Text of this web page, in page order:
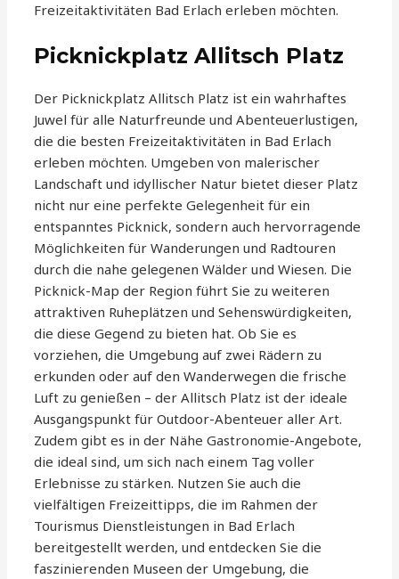
Freizeitaktivitäten Bad Erlach erleben möchten.
Picknickplatz Allitsch Platz
Der Picknickplatz Allitsch Platz ist ein wahrhaftes
Juwel für alle Naturfreunde und Abenteuerlustigen,
die die besten Freizeitaktivitäten in Bad Erlach
erleben möchten. Umgeben von malerischer
Landschaft und idyllischer Natur bietet dieser Platz
nicht nur eine perfekte Gelegenheit für ein
entspanntes Picknick, sondern auch hervorragende
Möglichkeiten für Wanderungen und Radtouren
durch die nahe gelegenen Wälder und Wiesen. Die
Picknick-Map der Region führt Sie zu weiteren
attraktiven Ruheplätzen und Sehenswürdigkeiten,
die diese Gegend zu bieten hat. Ob Sie es
vorziehen, die Umgebung auf zwei Rädern zu
erkunden oder auf den Wanderwegen die frische
Luft zu genießen – der Allitsch Platz ist der ideale
Ausgangspunkt für Outdoor-Abenteuer aller Art.
Zudem gibt es in der Nähe Gastronomie-Angebote,
die ideal sind, um sich nach einem Tag voller
Erlebnisse zu stärken. Nutzen Sie auch die
vielfältigen Freizeittipps, die im Rahmen der
Tourismus Dienstleistungen in Bad Erlach
bereitgestellt werden, und entdecken Sie die
faszinierenden Museen der Umgebung, die